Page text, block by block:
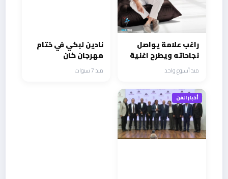
راغب علامة يواصل
نجاحاته ويطرح اغنية
صيفية مصرية بايقاع
نابض بالحياة بعنوان
كده كده
منذ أسبوع واحد
نادين لبكي في ختام
مهرجان كان
السينمائي الدولي
تشارك بتوزيع الجوائز
منذ 7 سنوات
أخبار الفن